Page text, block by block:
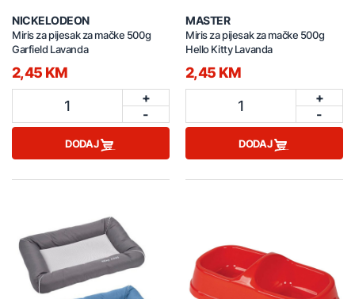
NICKELODEON
Miris za pijesak za mačke 500g
Garfield Lavanda
2,45 KM
1
+
-
DODAJ
MASTER
Miris za pijesak za mačke 500g
Hello Kitty Lavanda
2,45 KM
1
+
-
DODAJ